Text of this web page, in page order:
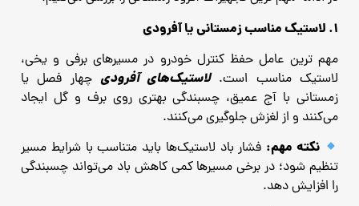
۱. لاستیک مناسب زمستانی یا آفرودی
مهم ‌ترین عامل حفظ کنترل خودرو در مسیرهای برفی و یخی،
لاستیک مناسب است.لاستیک‌های آفرودی چهار فصل یا
زمستانی با آج عمیق، چسبندگی بهتری روی برف و گل ایجاد
می‌کنند و از لغزش جلوگیری می‌کنند.
نکته مهم: فشار باد لاستیک‌ها باید متناسب با شرایط مسیر
تنظیم شود؛ در برخی مسیرها کمی کاهش باد می‌تواند چسبندگی
را افزایش دهد.